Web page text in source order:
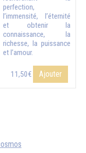
perfection,
l’immensité, l’éternité
et obtenir la
connaissance, la
richesse, la puissance
et l’amour.
11,50€ Ajouter